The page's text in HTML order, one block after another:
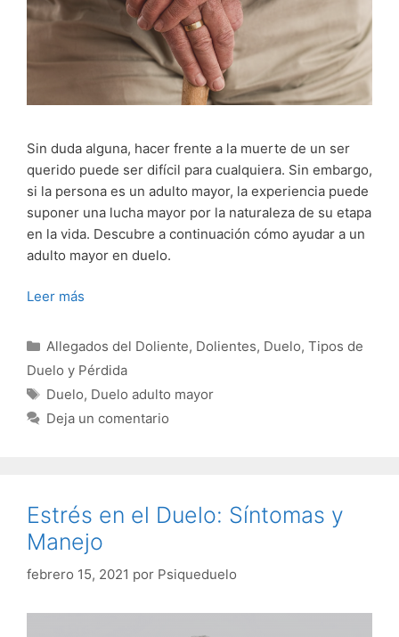
Sin duda alguna, hacer frente a la muerte de un ser
querido puede ser difícil para cualquiera. Sin embargo,
si la persona es un adulto mayor, la experiencia puede
suponer una lucha mayor por la naturaleza de su etapa
en la vida. Descubre a continuación cómo ayudar a un
adulto mayor en duelo.
Leer más
Categorías
Allegados del Doliente, Dolientes, Duelo, Tipos de
Duelo y Pérdida
Etiquetas
Duelo, Duelo adulto mayor
Deja un comentario
Estrés en el Duelo: Síntomas y
Manejo
febrero 15, 2021 por Psiqueduelo